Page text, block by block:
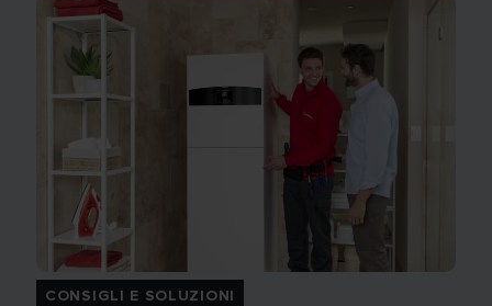
CONSIGLI E SOLUZIONI